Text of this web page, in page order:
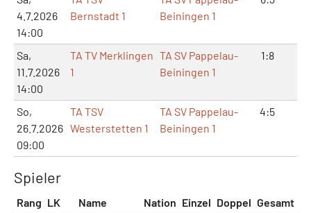
4.7.2026
14:00
Bernstadt 1
Beiningen 1
Sa,
11.7.2026
14:00
TA TV Merklingen
1
TA SV Pappelau-
Beiningen 1
1:8
So,
26.7.2026
09:00
TA TSV
Westerstetten 1
TA SV Pappelau-
Beiningen 1
4:5
Spieler
Rang LK Name Nation Einzel Doppel Gesamt